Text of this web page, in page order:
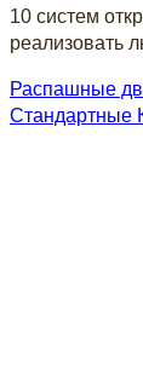
10 систем
реализовать
Распашные
Стандартные